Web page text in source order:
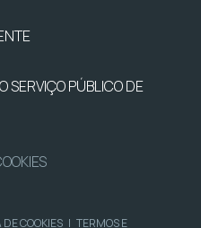
SERVIÇO PÚBLICO DE
DE COOKIES | TERMOS E